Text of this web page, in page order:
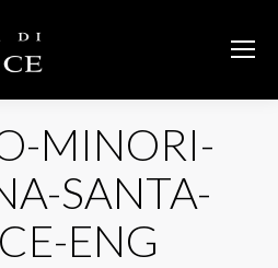
MINORI-
SANTA-
ENG